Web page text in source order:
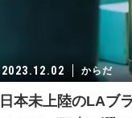
2023.12.02 からだ
日本未上陸のLAブ